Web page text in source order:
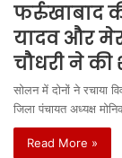
फर्रुखाबाद
यादव और
चौधरी ने की
सोलन में दोनों ने रचाया
जिला पंचायत अध्यक्ष
Read More »